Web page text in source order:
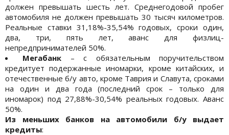
должен превышать шесть лет. Среднегодовой пробег
автомобиля не должен превышать 30 тысяч километров.
Реальные ставки 31,18%-35,54% годовых, сроки один,
два, три, пять лет, аванс для физлиц-
непредпринимателей 50%.
Мегабанк – с обязательным поручительством
кредитует подержанные иномарки, кроме китайских, и
отечественные б/у авто, кроме Таврия и Славута, сроками
на один и два года (последний срок – только для
иномарок) под 27,88%-30,54% реальных годовых. Аванс
50%.
Из меньших банков на автомобили б/у выдает
кредиты: